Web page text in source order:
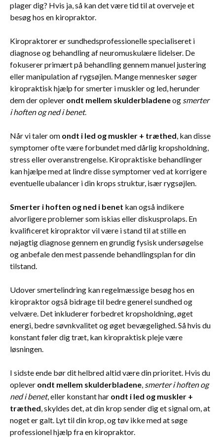
plager dig? Hvis ja, så kan det være tid til at overveje et
besøg hos en kiropraktor.
Kiropraktorer er sundhedsprofessionelle specialiseret i
diagnose og behandling af neuromuskulære lidelser. De
fokuserer primært på behandling gennem manuel justering
eller manipulation af rygsøjlen. Mange mennesker søger
kiropraktisk hjælp for smerter i muskler og led, herunder
dem der oplever ondt mellem skulderbladeneog smerter
i hoften og ned i benet.
Når vi taler om ondt i led og muskler + træthed, kan disse
symptomer ofte være forbundet med dårlig kropsholdning,
stress eller overanstrengelse. Kiropraktiske behandlinger
kan hjælpe med at lindre disse symptomer ved at korrigere
eventuelle ubalancer i din krops struktur, især rygsøjlen.
Smerter i hoften og ned i benet kan også indikere
alvorligere problemer som iskias eller diskusprolaps. En
kvalificeret kiropraktor vil være i stand til at stille en
nøjagtig diagnose gennem en grundig fysisk undersøgelse
og anbefale den mest passende behandlingsplan for din
tilstand.
Udover smertelindring kan regelmæssige besøg hos en
kiropraktor også bidrage til bedre generel sundhed og
velvære. Det inkluderer forbedret kropsholdning, øget
energi, bedre søvnkvalitet og øget bevægelighed. Så hvis du
konstant føler dig træt, kan kiropraktisk pleje være
løsningen.
I sidste ende bør dit helbred altid være din prioritet. Hvis du
oplever ondt mellem skulderbladene, smerter i hoften og
ned i benet, eller konstant har ondt i led og muskler +
træthed, skyldes det, at din krop sender dig et signal om, at
noget er galt. Lyt til din krop, og tøv ikke med at søge
professionel hjælp fra en kiropraktor.